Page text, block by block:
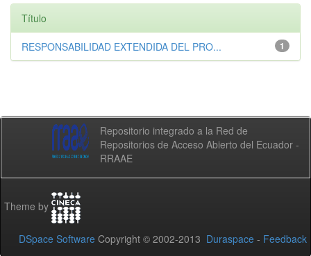
Título
1
RESPONSABILIDAD EXTENDIDA DEL PRO...
Repositorio integrado a la Red de
Repositorios de Acceso Abierto del Ecuador -
RRAAE
Theme by
DSpace Software Copyright © 2002-2013 Duraspace - Feedback